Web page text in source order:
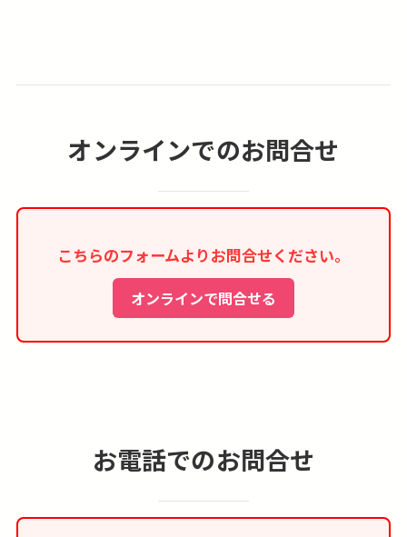
承れません。
■空港／スタジアム〜ホテル間は各自移動となり
■表示時間はあくまで目安です。スケジュールは
予告なく変更になる場合がございます。
■現地空港諸税、燃油サーチャージ、日本出発空
港使用料は別途徴収させて頂きます。
■旅行代金はご予約時点での旅行代金が適用とな
ります。ご予約後に旅行代金に変動があった場
オンラインでのお問合せ
こちらのフォームよりお問合せください。
オンラインで問合せる
お電話でのお問合せ